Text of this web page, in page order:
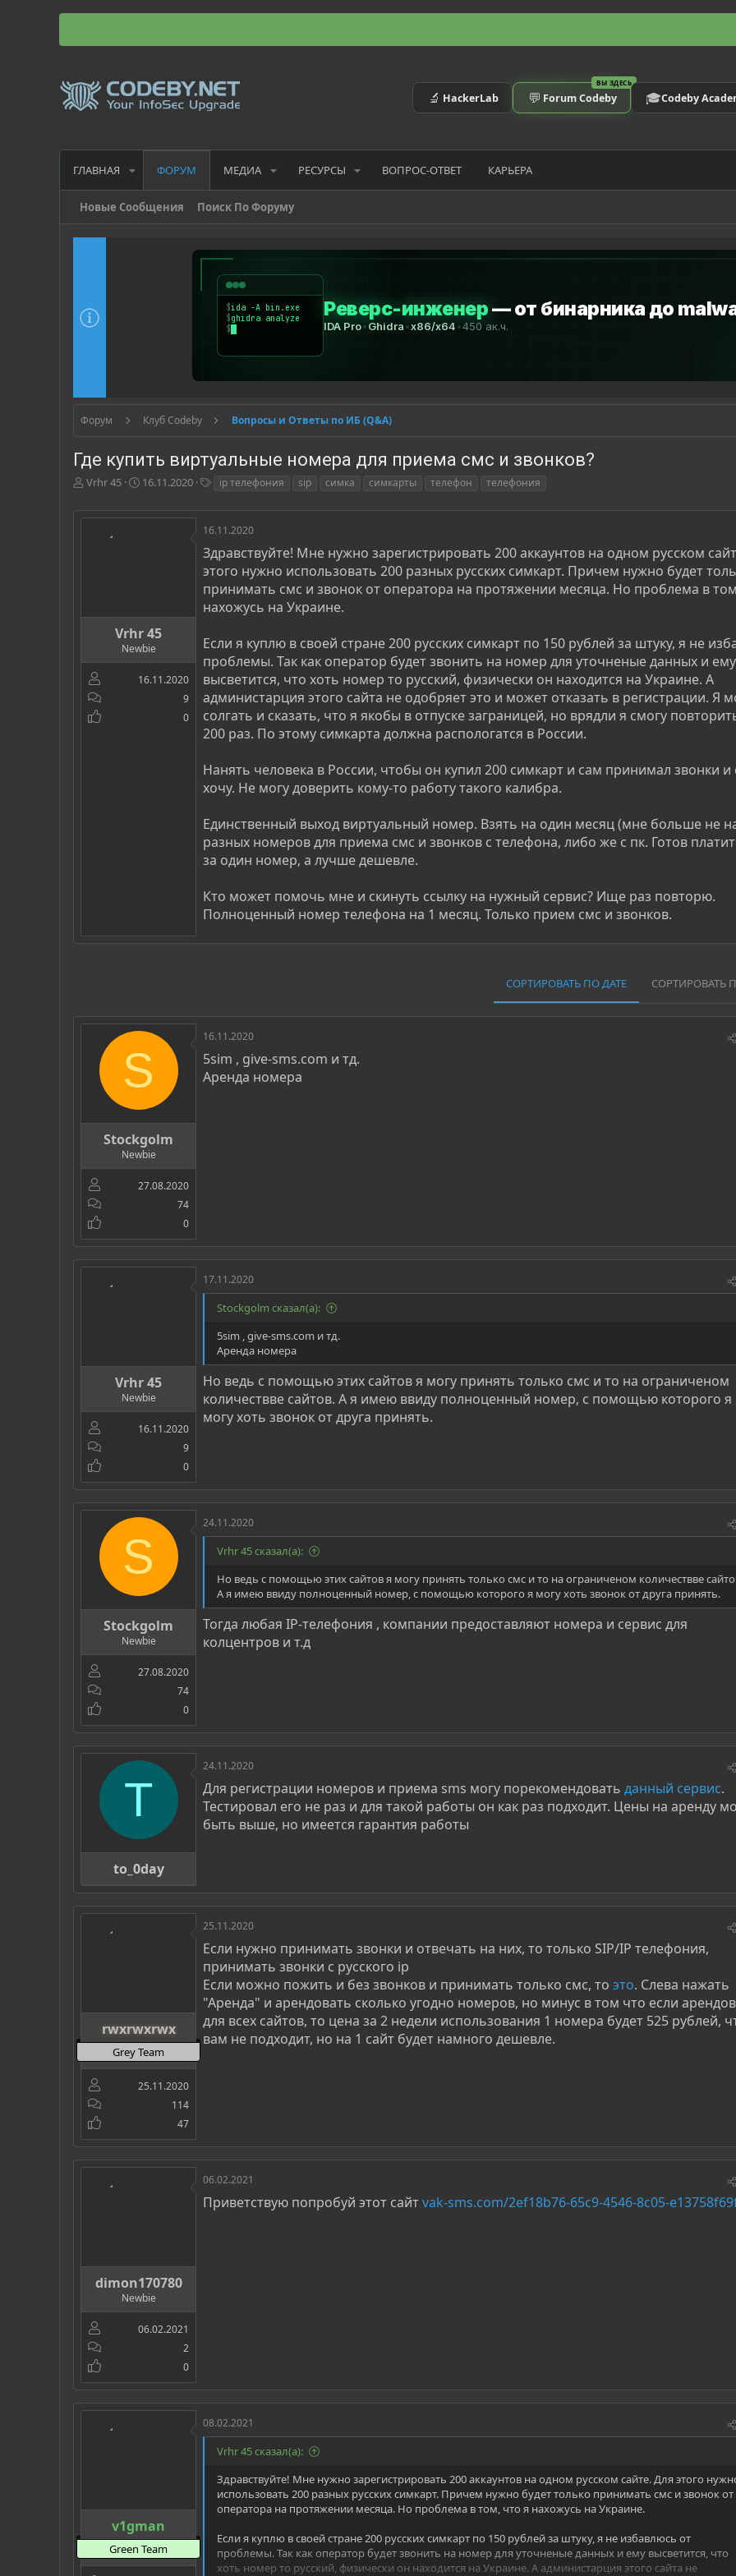
🔬 HackerLab
ВЫ ЗДЕСЬ
💬 Forum Codeby 🎓Codeby
ГЛАВНАЯ ФОРУМ МЕДИА РЕСУРСЫ ВОПРОС-ОТВЕТ КАРЬЕРА
Новые Сообщения Поиск По Форуму
Форум Клуб Codeby Вопросы и Ответы по ИБ (Q&A)
Где купить виртуальные номера для приема смс и звонков?
А
т
Vrhr 45
Д
т
а
16.11.2020
г
и
ip телефония sip симка симкарты телефон телефония
Vrhr 45
Newbie
16.11.2020
9
0
16.11.2020
Здравствуйте! Мне нужно зарегистрировать 200 аккаунтов на одном русском
этого нужно использовать 200 разных русских симкарт. Причем нужно будет
принимать смс и звонок от оператора на протяжении месяца. Но проблема в
нахожусь на Украине.
Если я куплю в своей стране 200 русских симкарт по 150 рублей за штуку, я не
проблемы. Так как оператор будет звонить на номер для уточненые данных и ему
высветится, что хоть номер то русский, физически он находится на Украине. А
администарция этого сайта не одобряет это и может отказать в регистрации. Я
солгать и сказать, что я якобы в отпуске заграницей, но врядли я смогу
200 раз. По этому симкарта должна распологатся в России.
Нанять человека в России, чтобы он купил 200 симкарт и сам принимал звонки и
хочу. Не могу доверить кому-то работу такого калибра.
Единственный выход виртуальный номер. Взять на один месяц (мне больше не
разных номеров для приема смс и звонков с телефона, либо же с пк. Готов
за один номер, а лучше дешевле.
Кто может помочь мне и скинуть ссылку на нужный сервис? Ище раз повторю.
Полноценный номер телефона на 1 месяц. Только прием смс и звонков.
СОРТИРОВАТЬ ПО ДАТЕ СОРТИРОВАТЬ
S
Stockgolm
Newbie
27.08.2020
74
0
16.11.2020
5sim , give-sms.com и тд.
Аренда номера
Vrhr 45
Newbie
16.11.2020
9
0
17.11.2020
Stockgolm сказал(а):
5sim , give-sms.com и тд.
Аренда номера
Но ведь с помощью этих сайтов я могу принять только смс и то на ограниченом
количествве сайтов. А я имею ввиду полноценный номер, с помощью которого я
могу хоть звонок от друга принять.
S
Stockgolm
Newbie
27.08.2020
74
0
24.11.2020
Vrhr 45 сказал(а):
Но ведь с помощью этих сайтов я могу принять только смс и то на ограниченом количествве
А я имею ввиду полноценный номер, с помощью которого я могу хоть звонок от друга принять.
Тогда любая IP-телефония , компании предоставляют номера и сервис для
колцентров и т.д
T
to_0day
24.11.2020
Для регистрации номеров и приема sms могу порекомендовать данный сервис.
Тестировал его не раз и для такой работы он как раз подходит. Цены на аренду
быть выше, но имеется гарантия работы
rwxrwxrwx
Grey Team
25.11.2020
114
47
25.11.2020
Если нужно принимать звонки и отвечать на них, то только SIP/IP телефония,
принимать звонки с русского ip
Если можно пожить и без звонков и принимать только смс, то это. Слева нажать
"Аренда" и арендовать сколько угодно номеров, но минус в том что если
для всех сайтов, то цена за 2 недели использования 1 номера будет 525 рублей,
вам не подходит, но на 1 сайт будет намного дешевле.
dimon170780
Newbie
06.02.2021
2
0
06.02.2021
Приветствую попробуй этот сайтvak-sms.com/2ef18b76-65c9-4546-8c05-
v1gman
Green Team
08.02.2021
Vrhr 45 сказал(а):
Здравствуйте! Мне нужно зарегистрировать 200 аккаунтов на одном русском сайте. Для этого
использовать 200 разных русских симкарт. Причем нужно будет только принимать смс и звонок от
оператора на протяжении месяца. Но проблема в том, что я нахожусь на Украине.
Если я куплю в своей стране 200 русских симкарт по 150 рублей за штуку, я не избавлюсь от
проблемы. Так как оператор будет звонить на номер для уточненые данных и ему высветится, что
хоть номер то русский, физически он находится на Украине. А администарция этого сайта не